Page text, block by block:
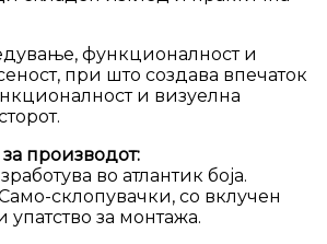
функционалност и
при што создава впечаток
и визуелна
производот:
во атлантик боја.
склопувачки, со вклучен
упатство за монтажа.